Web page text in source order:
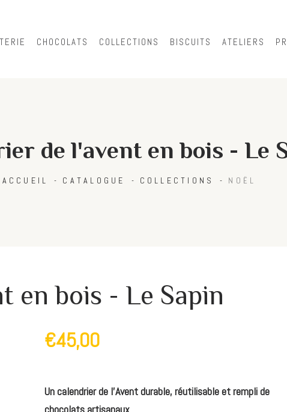
content
CHOCOLATS COLLECTIONS BISCUITS ATELIERS
de l'avent en bois - Le
ACCUEIL CATALOGUE COLLECTIONS NOËL
en bois - Le Sapin
€45,00
Un calendrier de l’Avent durable, réutilisable et rempli de